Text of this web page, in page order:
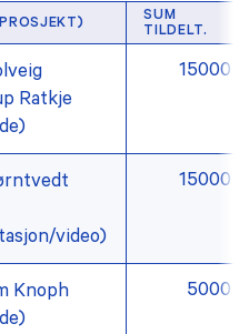
SUM
TILDELT.
Ratkje
15000
video)
15000
Knoph
5000